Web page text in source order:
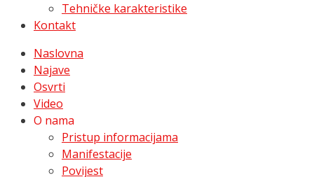
Tehničke karakteristike
Kontakt
Naslovna
Najave
Osvrti
Video
O nama
Pristup informacijama
Manifestacije
Povijest